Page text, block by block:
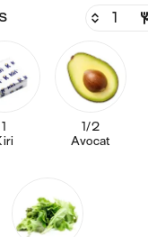
1
Kiri
1/2
Avocat